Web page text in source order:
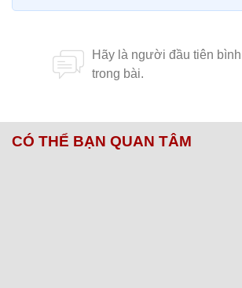
CÓ THỂ BẠN QUAN TÂM